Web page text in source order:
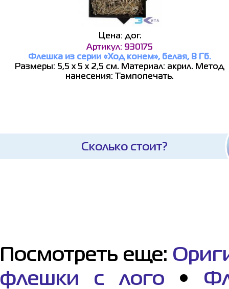
Цена: дог.
Артикул: 930175
Флешка из серии «Ход конем», белая, 8 Гб.
Размеры: 5,5 х 5 х 2,5 см. Материал: акрил. Метод
нанесения: Тампопечать.
Сколько стоит?
Посмотреть еще:
флешки с лого •